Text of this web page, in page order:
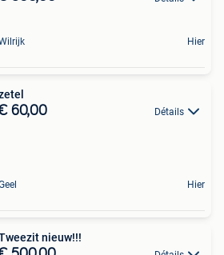
Hier
60,00 Détails
Hier
nieuw!!!